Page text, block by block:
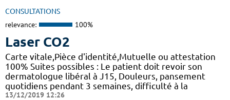
CONSULTATIONS
relevance: 100%
Laser CO2
Carte vitale,Pièce d'identité,Mutuelle ou attestation
100% Suites possibles : Le patient doit revoir son
dermatologue libéral à J15, Douleurs, pansement
quotidiens pendant 3 semaines, difficulté à la
13/12/2019 12:26